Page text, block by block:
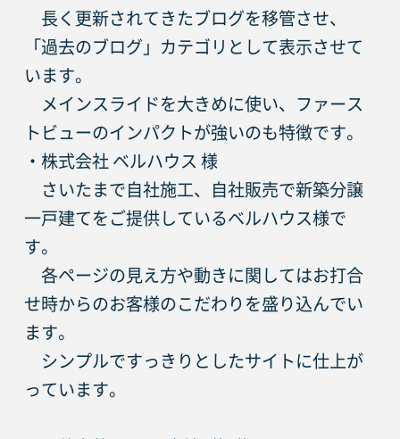
長く更新されてきたブログを移管させ、
「過去のブログ」カテゴリとして表示させて
います。
メインスライドを大きめに使い、ファース
トビューのインパクトが強いのも特徴です。
・株式会社 ベルハウス 様
さいたまで自社施工、自社販売で新築分譲
一戸建てをご提供しているベルハウス様で
す。
各ページの見え方や動きに関してはお打合
せ時からのお客様のこだわりを盛り込んでい
ます。
シンプルですっきりとしたサイトに仕上が
っています。